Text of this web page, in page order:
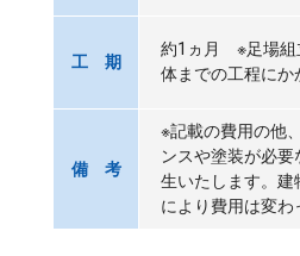
工 期
約1ヵ月 ※足場組
体までの工程にか
備 考
※記載の費用の他
ンスや塗装が必
生いたします。建
により費用は変わ